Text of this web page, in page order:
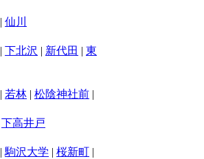
| 仙川
| 下北沢 | 新代田 | 東
| 若林 | 松陰神社前 |
下高井戸
| 駒沢大学 | 桜新町 |